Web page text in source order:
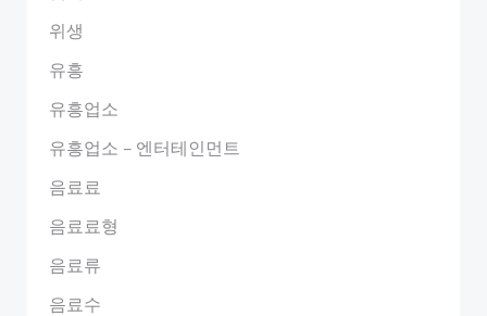
위생
유흥
유흥업소
유흥업소 – 엔터테인먼트
음료료
음료료형
음료류
음료수